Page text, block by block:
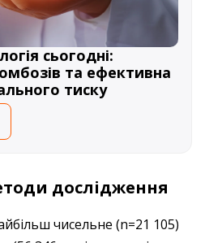
сьогодні:
та ефективна
тиску
дослід­жен­ня
чисельне (n=21 105)